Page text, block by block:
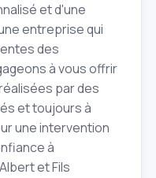
et d'une
entreprise qui
des
à vous offrir
par des
et toujours à
une intervention
à
et Fils